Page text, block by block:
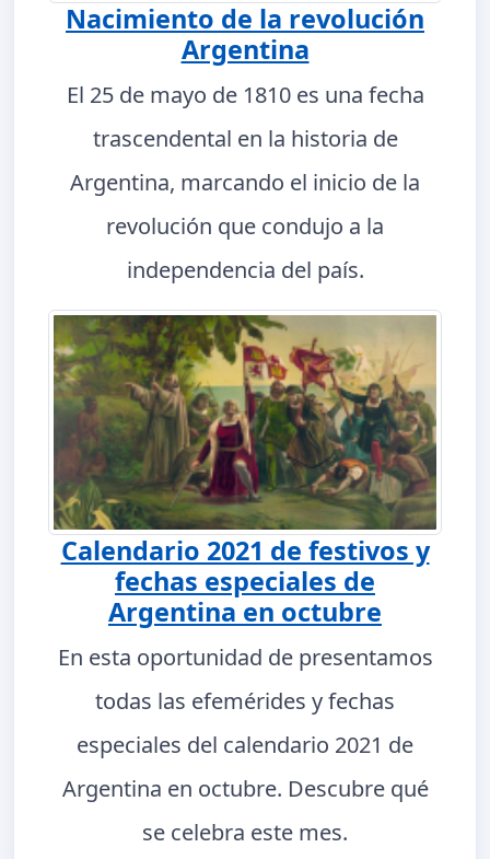
Nacimiento de la revolución
Argentina
El 25 de mayo de 1810 es una fecha
trascendental en la historia de
Argentina, marcando el inicio de la
revolución que condujo a la
independencia del país.
Calendario 2021 de festivos y
fechas especiales de
Argentina en octubre
En esta oportunidad de presentamos
todas las efemérides y fechas
especiales del calendario 2021 de
Argentina en octubre. Descubre qué
se celebra este mes.